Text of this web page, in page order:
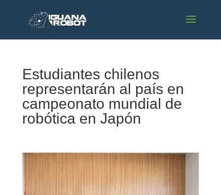
Estudiantes chilenos
representarán al país en
campeonato mundial de
robótica en Japón